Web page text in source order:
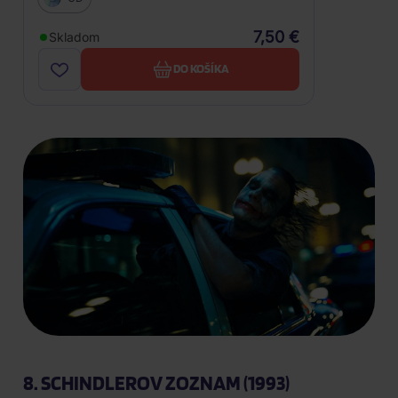
Skladom 7,50 €
DO KOŠÍKA
8. SCHINDLEROV ZOZNAM (1993)